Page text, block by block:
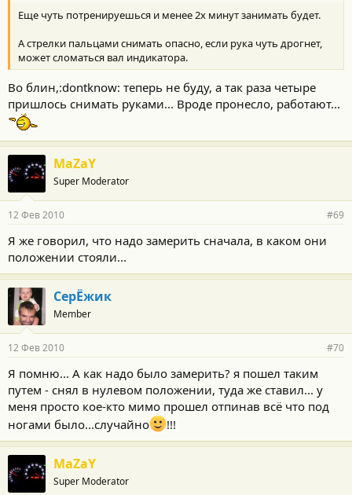
Еще чуть потренируешься и менее 2х минут занимать будет.
А стрелки пальцами снимать опасно, если рука чуть дрогнет,
может сломаться вал индикатора.
Во блин,:dontknow: теперь не буду, а так раза четыре
пришлось снимать руками... Вроде пронесло, работают...
MaZaY
Super Moderator
12 Фев 2010 #69
Я же говорил, что надо замерить сначала, в каком они
положении стояли...
СерЁжик
Member
12 Фев 2010 #70
Я помню... А как надо было замерить? я пошел таким
путем - снял в нулевом положении, туда же ставил... у
меня просто кое-кто мимо прошел отпинав всё что под
ногами было...случайно
!!!
MaZaY
Super Moderator